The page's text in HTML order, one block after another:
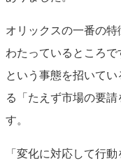
オリックスの一番の
わたっているところ
という事態を招いて
る「たえず市場の要
す。
「変化に対応して行